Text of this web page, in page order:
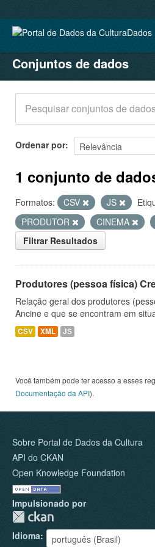
CONJUNTOS DE DADOS
ORGANIZAÇÕES
GRUPOS
SOBRE
Conjuntos de dados
Ordenar por
1 conjunto de
Formatos: CSV JS
PRODUTOR
CINEMA
Filtrar Resultados
Produtores (pessoa física)
Relação geral dos produtores
Ancine e que se encontram em
CSV XML JS
Você também pode ter acesso a esses
Documentação da API).
Sobre Portal de Dados da Cultura
API do CKAN
Open Knowledge Foundation
Impulsionado por
Idioma